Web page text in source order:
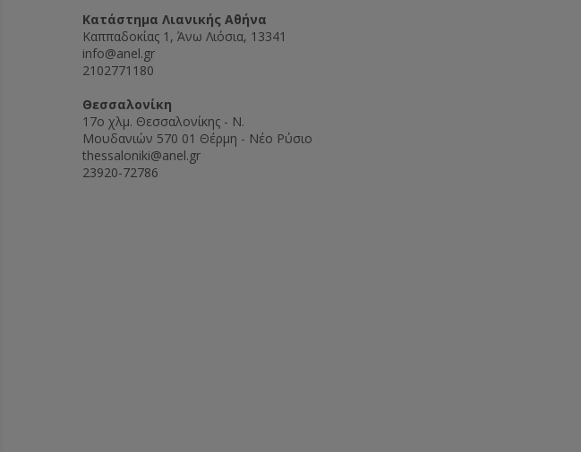
Kατάστημα Λιανικής Αθήνα
Καππαδοκίας 1, Άνω Λιόσια, 13341
info@anel.gr
2102771180
Θεσσαλονίκη
17ο χλμ. Θεσσαλονίκης - Ν.
Μουδανιών 570 01 Θέρμη - Νέο Ρύσιο
thessaloniki@anel.gr
23920-72786